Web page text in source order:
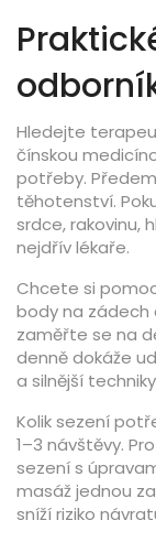
Hledejte
čínskou
potřeby.
těhotenství.
srdce, rakovinu,
nejdřív lékaře.
Chcete si
body na zádech
zaměřte se na
denně dokáže
a silnější
Kolik sezení
1–3 návštěvy.
sezení s
masáž jednou
sníží riziko